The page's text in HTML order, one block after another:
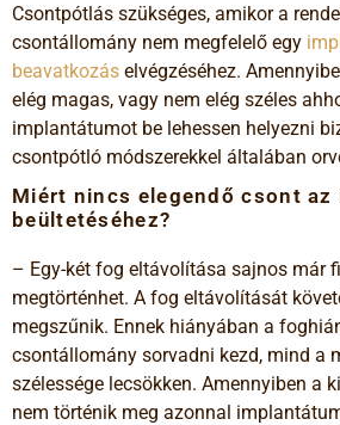
Csontpótlás szükséges, amikor a
csontállomány nem megfelelő egy
beavatkozás elvégzéséhez.
elég magas, vagy nem elég széles
implantátumot be lehessen helyezni
csontpótló módszerekkel általában
Miért nincs elegendő csont az
beültetéséhez?
– Egy-két fog eltávolítása sajnos már
megtörténhet. A fog eltávolítását
megszűnik. Ennek hiányában a
csontállomány sorvadni kezd, mind a
szélessége lecsökken. Amennyiben a
nem történik meg azonnal